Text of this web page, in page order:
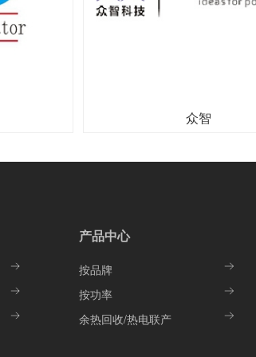
众智
产品中心
按品牌
按功率
余热回收/热电联产